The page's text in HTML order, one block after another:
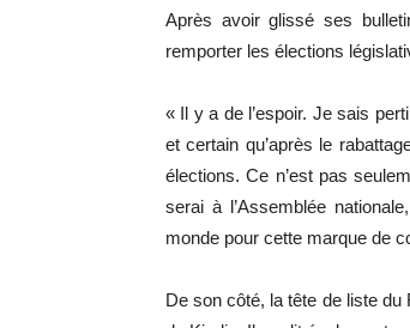
Après avoir glissé ses
remporter les élections
« Il y a de l’espoir. Je sais
et certain qu’après le
élections. Ce n’est pas
serai à l’Assemblée
monde pour cette marque de
De son côté, la tête de liste